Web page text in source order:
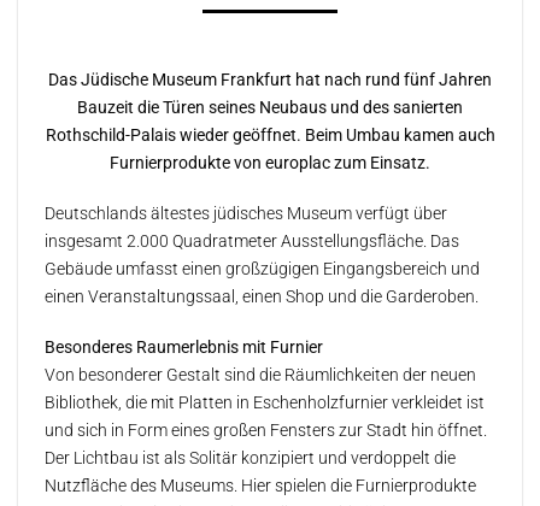
Das Jüdische Museum Frankfurt hat nach rund fünf Jahren
Bauzeit die Türen seines Neubaus und des sanierten
Rothschild-Palais wieder geöffnet. Beim Umbau kamen auch
Furnierprodukte von europlac zum Einsatz.
Deutschlands ältestes jüdisches Museum verfügt über
insgesamt 2.000 Quadratmeter Ausstellungsfläche. Das
Gebäude umfasst einen großzügigen Eingangsbereich und
einen Veranstaltungssaal, einen Shop und die Garderoben.
Besonderes Raumerlebnis mit Furnier
Von besonderer Gestalt sind die Räumlichkeiten der neuen
Bibliothek, die mit Platten in Eschenholzfurnier verkleidet ist
und sich in Form eines großen Fensters zur Stadt hin öffnet.
Der Lichtbau ist als Solitär konzipiert und verdoppelt die
Nutzfläche des Museums. Hier spielen die Furnierprodukte